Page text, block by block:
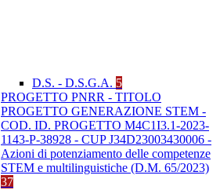
D.S. - D.S.G.A. 5
PROGETTO PNRR - TITOLO
PROGETTO GENERAZIONE STEM -
COD. ID. PROGETTO M4C1I3.1-2023-
1143-P-38928 - CUP J34D23003430006 -
Azioni di potenziamento delle competenze
STEM e multilinguistiche (D.M. 65/2023)
37